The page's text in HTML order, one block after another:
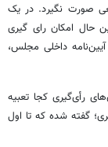
صورت نگیرد. در یک
حال امکان رای گیری
داخلی مجلس،
رأی‌گیری کجا تعبیه
گفته‌ شده که تا اول